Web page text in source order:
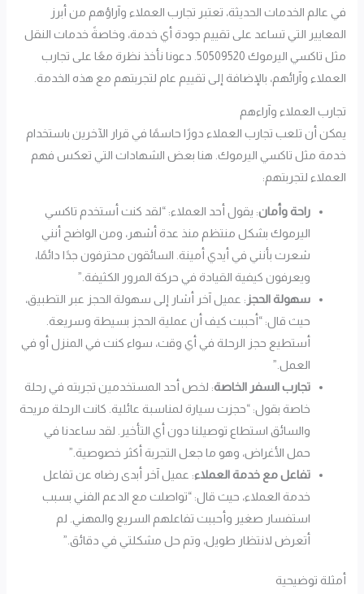
في عالم الخدمات الحديثة، تعتبر تجارب العملاء وآراؤهم من أبرز
المعايير التي تساعد على تقييم جودة أي خدمة، وخاصةً خدمات النقل
مثل تاكسي اليرموك 50509520. دعونا نأخذ نظرة معًا على تجارب
العملاء وآرائهم، بالإضافة إلى تقييم عام لتجربتهم مع هذه الخدمة.
تجارب العملاء وآراءهم
يمكن أن تلعب تجارب العملاء دورًا حاسمًا في قرار الآخرين باستخدام
خدمة مثل تاكسي اليرموك. هنا بعض الشهادات التي تعكس فهم
العملاء لتجربتهم:
راحة وأمان: يقول أحد العملاء: “لقد كنت أستخدم تاكسي
اليرموك بشكل منتظم منذ عدة أشهر، ومن الواضح أنني
شعرت بأنني في أيدي أمينة. السائقون محترفون جدًا دائمًا،
ويعرفون كيفية القيادة في حركة المرور الكثيفة.”
سهولة الحجز : عميل آخر أشار إلى سهولة الحجز عبر التطبيق،
حيث قال: “أحببت كيف أن عملية الحجز بسيطة وسريعة.
أستطيع حجز الرحلة في أي وقت، سواء كنت في المنزل أو في
العمل.”
تجارب السفر الخاصة: لخص أحد المستخدمين تجربته في رحلة
خاصة بقول: “حجزت سيارة لمناسبة عائلية. كانت الرحلة مريحة
والسائق استطاع توصيلنا دون أي التأخير. لقد ساعدنا في
حمل الأغراض، وهو ما جعل التجربة أكثر خصوصية.”
تفاعل مع خدمة العملاء: عميل آخر أبدى رضاه عن تفاعل
خدمة العملاء، حيث قال: “تواصلت مع الدعم الفني بسبب
استفسار صغير وأحببت تفاعلهم السريع والمهني. لم
أتعرض لانتظار طويل، وتم حل مشكلتي في دقائق.”
أمثلة توضيحية